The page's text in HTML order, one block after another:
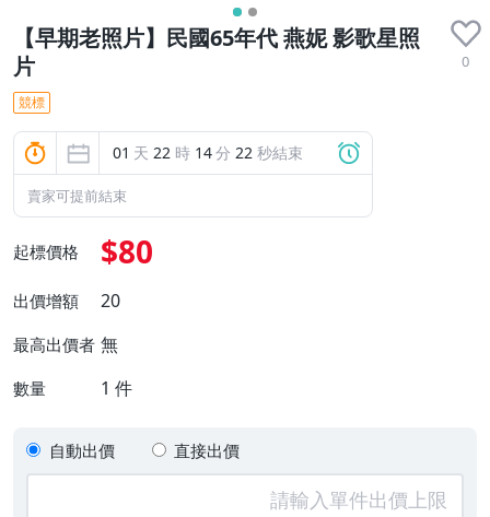
【早期老照片】民國65年代 燕妮 影歌星照
片
0
競標
01 天 22 時 14分 22 秒結束
賣家可提前結束
起標價格 $80
出價增額 20
最高出價者 無
數量 1 件
自動出價 直接出價